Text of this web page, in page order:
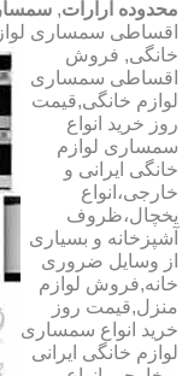
محدوده آرارات,
اقساطی سمساری
خانگی, فروش
اقساطی سمساری
لوازم خانگی,قیمت
روز خرید انواع
سمساری لوازم
خانگی ایرانی و
خارجی،انواع
یخچال،ظروف
آشپزخانه و بسیاری
از وسایل ضروری
خانه,فروش لوازم
منزل,قیمت روز
خرید انواع سمساری
لوازم خانگی ایرانی